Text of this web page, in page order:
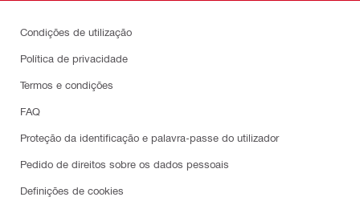
Condições de utilização
Política de privacidade
Termos e condições
FAQ
Proteção da identificação e palavra-passe do utilizador
Pedido de direitos sobre os dados pessoais
Definições de cookies